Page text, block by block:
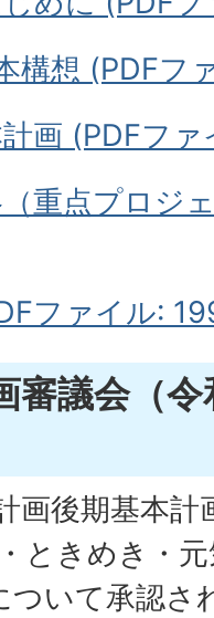
構想 (PDFフ
画 (PDFフ
重点プロジ
ファイル:
審議会（
画後期基本
ときめき・
ついて承認さ